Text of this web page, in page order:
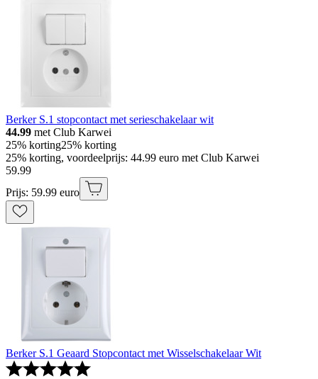
Berker S.1 stopcontact met serieschakelaar wit
44.99 met Club Karwei
25% korting25% korting
25% korting, voordeelprijs: 44.99 euro met Club Karwei
59.99
Prijs: 59.99 euro
Berker S.1 Geaard Stopcontact met Wisselschakelaar Wit